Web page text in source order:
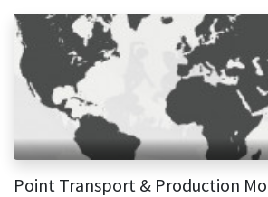
Point Transport & Production